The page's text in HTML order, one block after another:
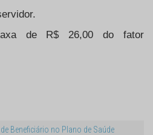
de R$ 26,00 do fator
Beneficiário no Plano de Saúde